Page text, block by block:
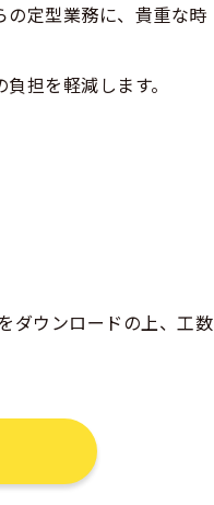
定型業務に、貴重な時
担を軽減します。
ダウンロードの上、工数